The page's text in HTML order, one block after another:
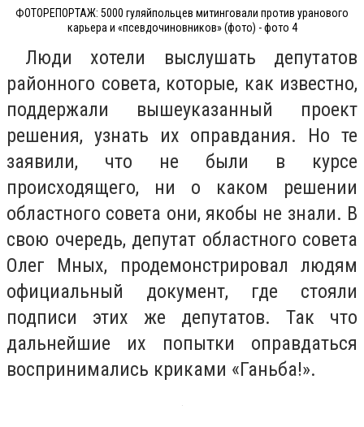
ФОТОРЕПОРТАЖ: 5000 гуляйпольцев митинговали против уранового
карьера и «псевдочиновников» (фото) - фото 4
Люди хотели выслушать депутатов
районного совета, которые, как известно,
поддержали вышеуказанный проект
решения, узнать их оправдания. Но те
заявили, что не были в курсе
происходящего, ни о каком решении
областного совета они, якобы не знали. В
свою очередь, депутат областного совета
Олег Мных, продемонстрировал людям
официальный документ, где стояли
подписи этих же депутатов. Так что
дальнейшие их попытки оправдаться
воспринимались криками «Ганьба!».